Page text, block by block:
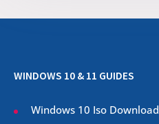
WINDOWS 10 & 11 GUIDES
Windows 10 Iso Download